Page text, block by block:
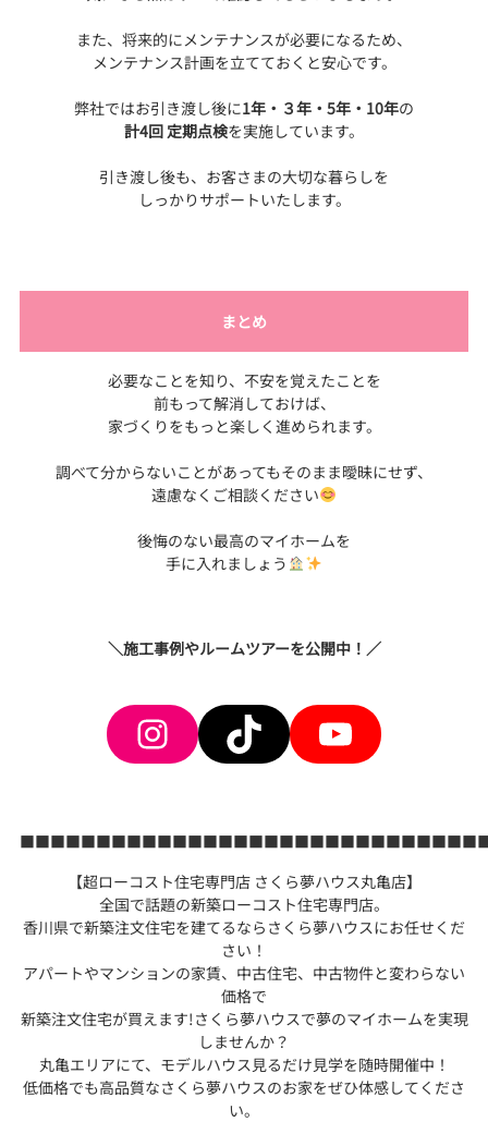
また、将来的にメンテナンスが必要になるため、
メンテナンス計画を立てておくと安心です。
弊社ではお引き渡し後に1年・３年・5年・10年の
計4回 定期点検を実施しています。
引き渡し後も、お客さまの大切な暮らしを
しっかりサポートいたします。
まとめ
必要なことを知り、不安を覚えたことを
前もって解消しておけば、
家づくりをもっと楽しく進められます。
調べて分からないことがあってもそのまま曖昧にせず、
遠慮なくご相談ください
後悔のない最高のマイホームを
手に入れましょう
＼施工事例やルームツアーを公開中！／
Instagram
TikTokYouTube
【超ローコスト住宅専門店 さくら夢ハウス丸亀店】
全国で話題の新築ローコスト住宅専門店。
香川県で新築注文住宅を建てるならさくら夢ハウスにお任せくだ
さい！
アパートやマンションの家賃、中古住宅、中古物件と変わらない
価格で
新築注文住宅が買えます!さくら夢ハウスで夢のマイホームを実現
しませんか？
丸亀エリアにて、モデルハウス見るだけ見学を随時開催中！
低価格でも高品質なさくら夢ハウスのお家をぜひ体感してくださ
い。